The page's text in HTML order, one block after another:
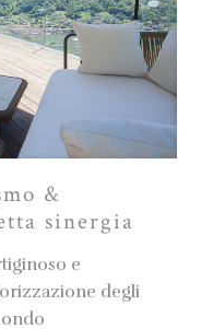
&
sinergia
e
degli